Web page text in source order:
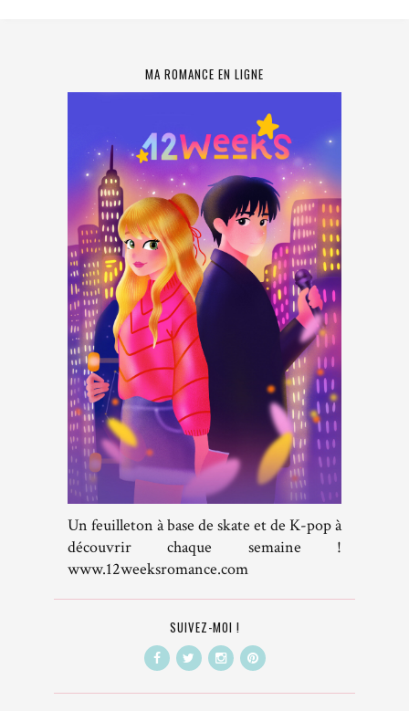
MA ROMANCE EN LIGNE
Un feuilleton à base de skate et de K-pop à
découvrir chaque semaine !
www.12weeksromance.com
SUIVEZ-MOI !